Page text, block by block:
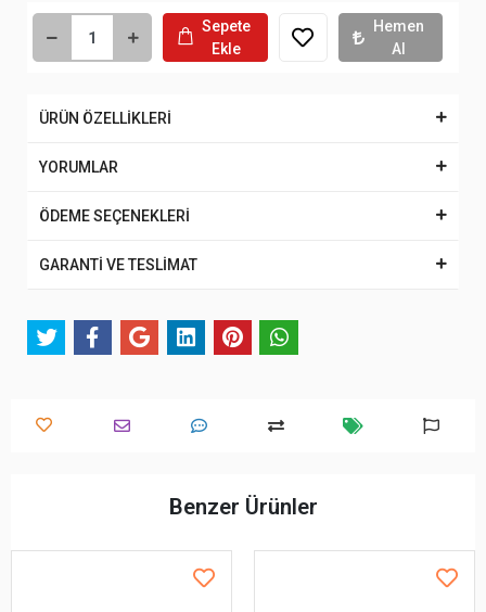
Sepete
Ekle
Hemen
Al
ÜRÜN ÖZELLİKLERİ
YORUMLAR
ÖDEME SEÇENEKLERİ
GARANTİ VE TESLİMAT
Benzer Ürünler